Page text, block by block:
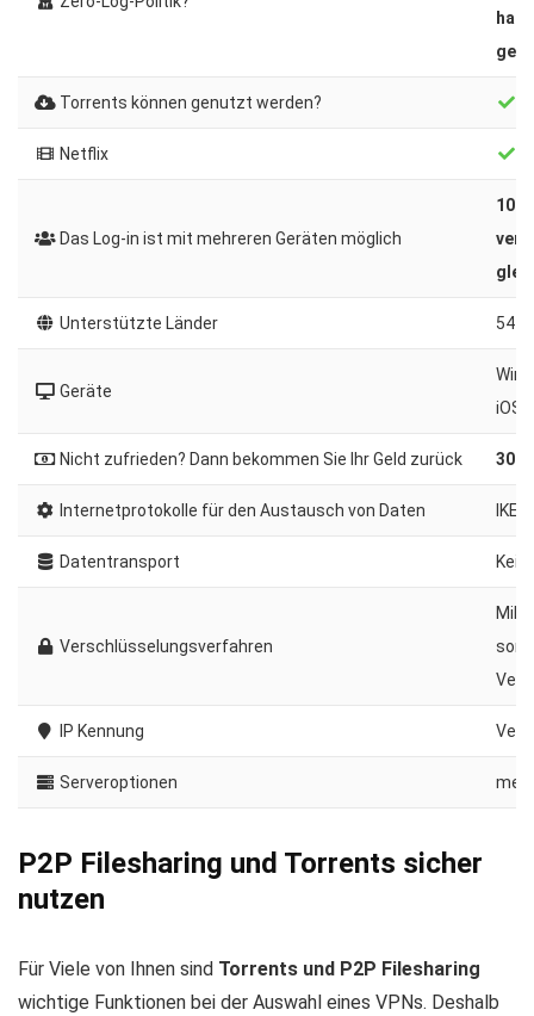
Torrents können genutzt werden?
Netflix
Das Log-in ist mit mehreren Geräten möglich
10
Unterstützte Länder 54+
Geräte
iOS,
Nicht zufrieden? Dann bekommen Sie Ihr Geld zurück 30
Internetprotokolle für den Austausch von Daten
Datentransport
Verschlüsselungsverfahren
IP Kennung
Serveroptionen
P2P Filesharing und Torrents sicher
nutzen
Für Viele von Ihnen sind Torrents und P2P Filesharing
wichtige Funktionen bei der Auswahl eines VPNs. Deshalb